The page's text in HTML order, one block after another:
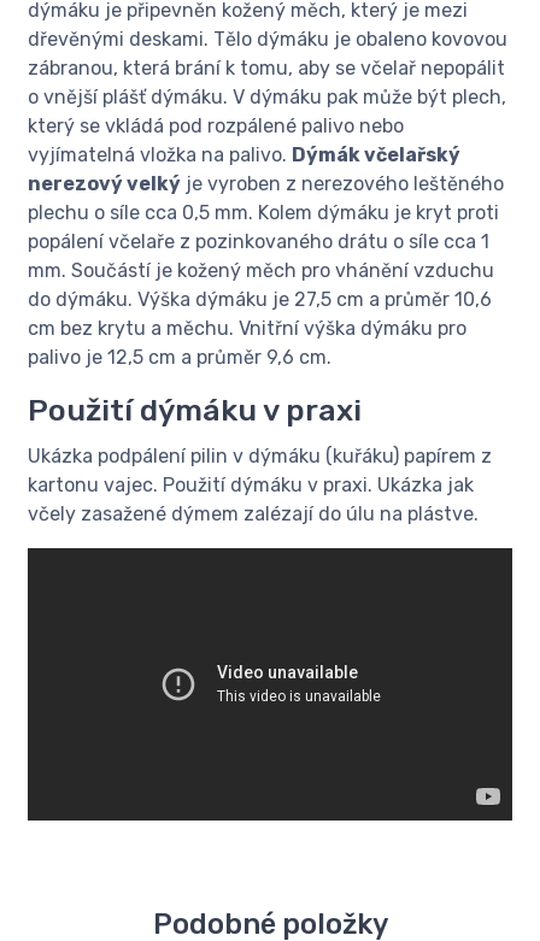
dýmáku je připevněn kožený měch, který je mezi
dřevěnými deskami. Tělo dýmáku je obaleno kovovou
zábranou, která brání k tomu, aby se včelař nepopálit
o vnější plášť dýmáku. V dýmáku pak může být plech,
který se vkládá pod rozpálené palivo nebo
vyjímatelná vložka na palivo. Dýmák včelařský
nerezový velký je vyroben z nerezového leštěného
plechu o síle cca 0,5 mm. Kolem dýmáku je kryt proti
popálení včelaře z pozinkovaného drátu o síle cca 1
mm. Součástí je kožený měch pro vhánění vzduchu
do dýmáku. Výška dýmáku je 27,5 cm a průměr 10,6
cm bez krytu a měchu. Vnitřní výška dýmáku pro
palivo je 12,5 cm a průměr 9,6 cm.
Použití dýmáku v praxi
Ukázka podpálení pilin v dýmáku (kuřáku) papírem z
kartonu vajec. Použití dýmáku v praxi. Ukázka jak
včely zasažené dýmem zalézají do úlu na plástve.
Podobné položky